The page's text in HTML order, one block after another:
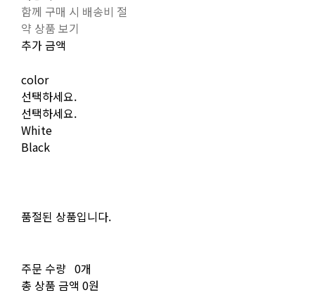
함께 구매 시 배송비 절
약 상품 보기
추가 금액
color
선택하세요.
선택하세요.
White
Black
품절된 상품입니다.
주문 수량 0개
총 상품 금액 0원